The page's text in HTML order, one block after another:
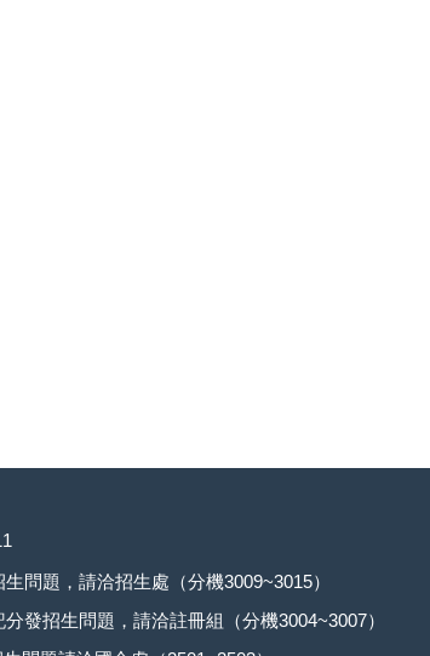
問題，請洽招生處（分機3009~3015）
發招生問題，請洽註冊組（分機3004~3007）